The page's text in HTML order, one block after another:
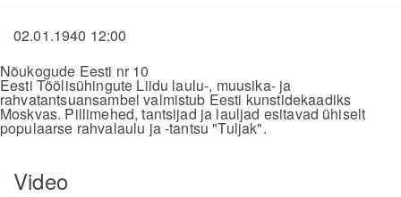
02.01.1940 12:00
Nõukogude Eesti nr 10
Eesti Töölisühingute Liidu laulu-, muusika- ja
rahvatantsuansambel valmistub Eesti kunstidekaadiks
Moskvas. Pillimehed, tantsijad ja lauljad esitavad ühiselt
populaarse rahvalaulu ja -tantsu "Tuljak".
Video